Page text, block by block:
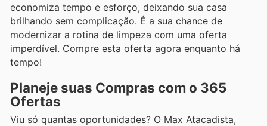
economiza tempo e esforço, deixando sua casa
brilhando sem complicação. É a sua chance de
modernizar a rotina de limpeza com uma oferta
imperdível. Compre esta oferta agora enquanto há
tempo!
Planeje suas Compras com o 365
Ofertas
Viu só quantas oportunidades? O Max Atacadista,